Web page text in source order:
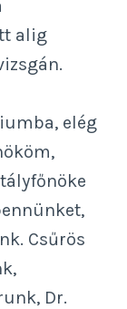
alig
elég
Csűrös
Dr.